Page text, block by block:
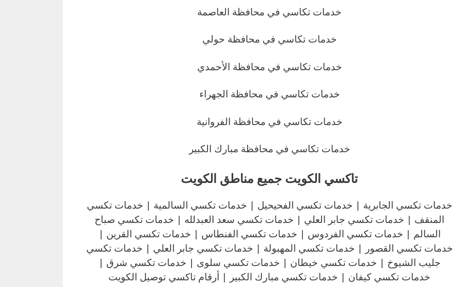
خدمات تكاسي في محافظة العاصمة
خدمات تكاسي في محافظة حولي
خدمات تكاسي في محافظة الأحمدي
خدمات تكاسي في محافظة الجهراء
خدمات تكاسي في محافظة الفروانية
خدمات تكاسي في محافظة مبارك الكبير
تاكسي الكويت جميع مناطق الكويت
خدمات تكسي الجابرية | خدمات تكسي الفحيحيل | خدمات تكسي السالمية | خدمات تكسي
المنقف | خدمات تكسي جابر العلي | خدمات تكسي سعد العبدلله | خدمات تكسي صباح
السالم | خدمات تكسي الفردوس | خدمات تكسي الفنطاس | خدمات تكسي القرين |
خدمات تكسي القصور | خدمات تكسي المهبولة | خدمات تكسي جابر العلي | خدمات تكسي
جليب الشيوخ | خدمات تكسي خيطان | خدمات تكسي سلوى | خدمات تكسي شرق |
خدمات تكسي كيفان | خدمات تكسي مبارك الكبير | أرقام تاكسي توصيل الكويت